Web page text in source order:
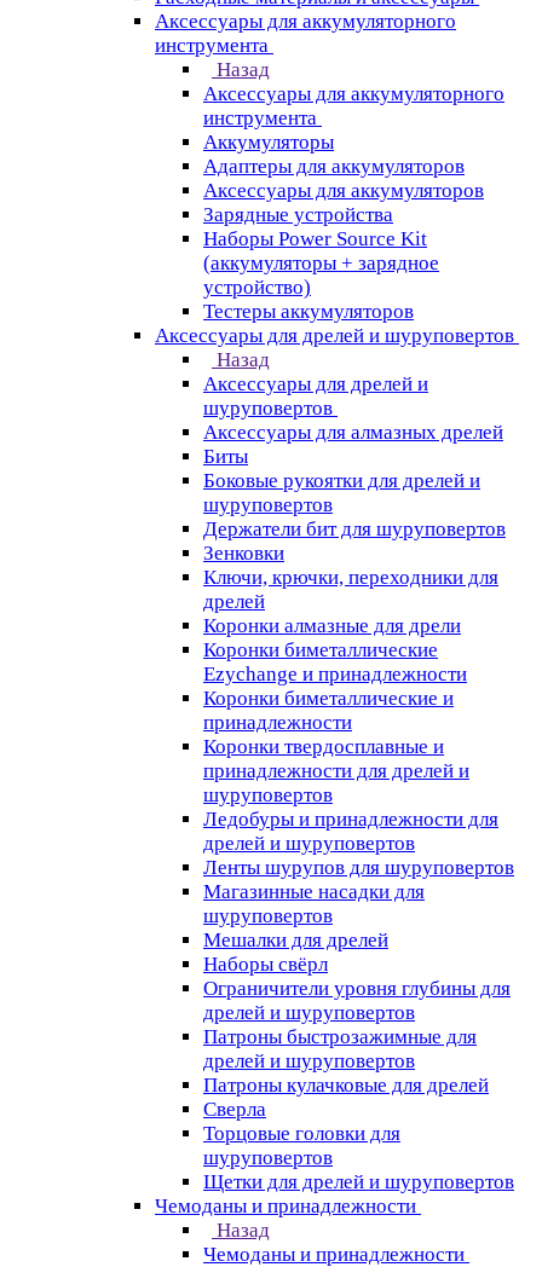
Аксессуары для аккумуляторного
инструмента
Назад
Аксессуары для аккумуляторного
инструмента
Aккумуляторы
Адаптеры для аккумуляторов
Аксессуары для аккумуляторов
Зарядные устройства
Наборы Power Source Kit
(аккумуляторы + зарядное
устройство)
Тестеры аккумуляторов
Аксессуары для дрелей и шуруповертов
Назад
Аксессуары для дрелей и
шуруповертов
Аксессуары для алмазных дрелей
Биты
Боковые рукоятки для дрелей и
шуруповертов
Держатели бит для шуруповертов
Зенковки
Ключи, крючки, переходники для
дрелей
Коронки алмазные для дрели
Коронки биметаллические
Ezychange и принадлежности
Коронки биметаллические и
принадлежности
Коронки твердосплавные и
принадлежности для дрелей и
шуруповертов
Ледобуры и принадлежности для
дрелей и шуруповертов
Ленты шурупов для шуруповертов
Магазинные насадки для
шуруповертов
Мешалки для дрелей
Наборы свёрл
Ограничители уровня глубины для
дрелей и шуруповертов
Патроны быстрозажимные для
дрелей и шуруповертов
Патроны кулачковые для дрелей
Сверла
Торцовые головки для
шуруповертов
Щетки для дрелей и шуруповертов
Чемоданы и принадлежности
Назад
Чемоданы и принадлежности